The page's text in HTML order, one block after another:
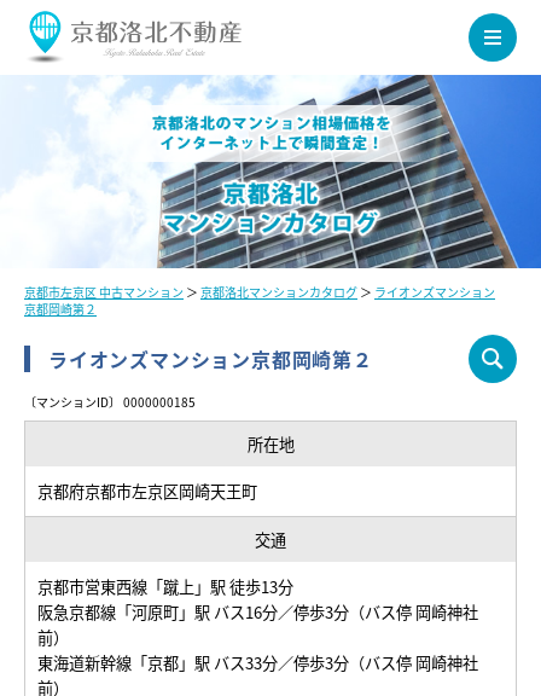
京都市左京区 中古マンション ＞ 京都洛北マンションカタログ ＞ ライオンズマンション
京都岡崎第２
ライオンズマンション京都岡崎第２
〔マンションID〕 0000000185
所在地
京都府京都市左京区岡崎天王町
交通
京都市営東西線「蹴上」駅 徒歩13分
阪急京都線「河原町」駅 バス16分／停歩3分（バス停 岡崎神社
前）
東海道新幹線「京都」駅 バス33分／停歩3分（バス停 岡崎神社
前）